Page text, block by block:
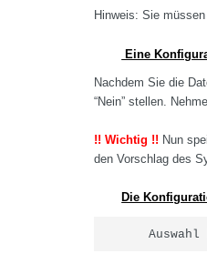
Hinweis: Sie
Eine
Nachdem Sie die
“Nein” stellen.
!! Wichtig !! Nun
den Vorschlag des
Die